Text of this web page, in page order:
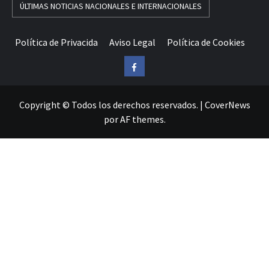
ÚLTIMAS NOTICIAS NACIONALES E INTERNACIONALES
Política de Privacida Aviso Legal Política de Cookies
Facebook
Copyright © Todos los derechos reservados. | CoverNews
por AF themes.